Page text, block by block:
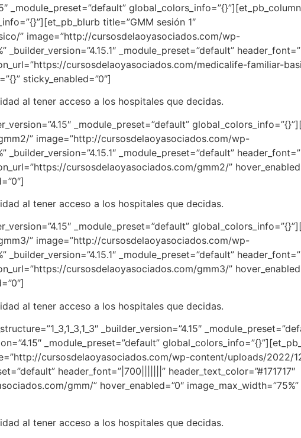
_module_preset=”default”
title=”GMM sesión 1″
” image=”http://cursosdelaoyasociados.com/wp-
_module_preset=”default”
cursosdelaoyasociados.com/medicalife-familiar-
sticky_enabled=”0″]
al tener acceso a los hospitales que decidas.
_module_preset=”default”
” image=”http://cursosdelaoyasociados.com/wp-
_module_preset=”default”
cursosdelaoyasociados.com/gmm2/”
al tener acceso a los hospitales que decidas.
_module_preset=”default”
” image=”http://cursosdelaoyasociados.com/wp-
_module_preset=”default”
cursosdelaoyasociados.com/gmm3/”
al tener acceso a los hospitales que decidas.
_builder_version=”4.15″
_module_preset=”default”
cursosdelaoyasociados.com/wp-content/uploads/2022/
header_font=”|700|||||||” header_text_color=”#171717″
gmm/” hover_enabled=”0″ image_max_width=”75%”
al tener acceso a los hospitales que decidas.